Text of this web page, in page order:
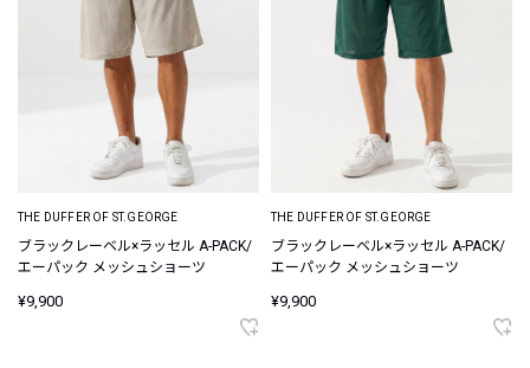
THE DUFFER OF ST.GEORGE
ブラックレーベル×ラッセル A-PACK/
エーパック メッシュショーツ
¥9,900
THE DUFFER OF ST.GEORGE
ブラックレーベル×ラッセル A-PACK/
エーパック メッシュショーツ
¥9,900